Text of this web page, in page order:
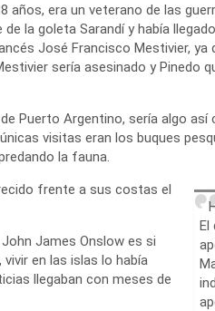
años, era un veterano de las
la goleta Sarandí y había
José Francisco Mestivier, ya
sería asesinado y Pinedo
Puerto Argentino, sería algo así
visitas eran los buques
la fauna.
El
frente a sus costas el
James Onslow es si
en las islas lo había
llegaban con meses de